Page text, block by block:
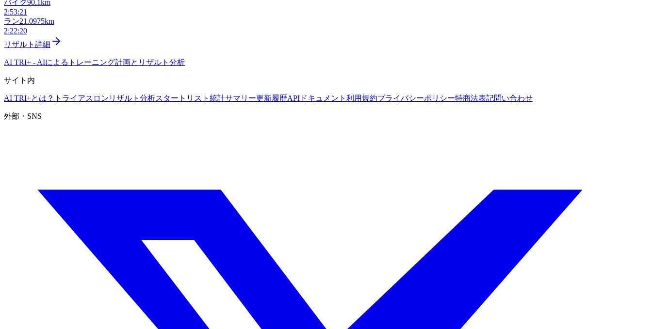
バイク90.1km
2:53:21
ラン21.0975km
2:22:20
リザルト詳細
AI TRI+ - AIによるトレーニング計画とリザルト分析
サイト内
AI TRI+とは？ トライアスロンリザルト分析スタートリスト 統計サマリー更新履歴APIドキュメント 利用規約プライバシーポリシー特商法表記問い合わせ
外部・SNS